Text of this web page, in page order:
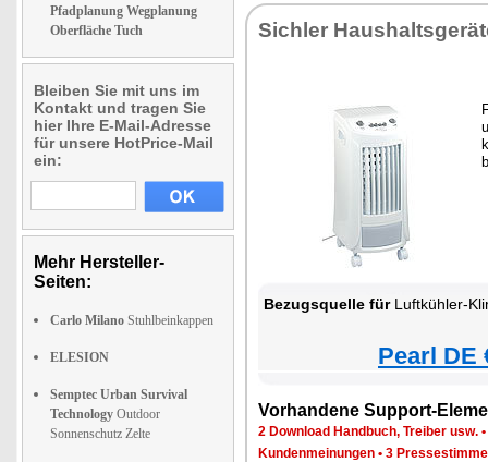
Pfadplanung Wegplanung
Oberfläche Tuch
Bleiben Sie mit uns im
Kontakt und tragen Sie
hier Ihre E-Mail-Adresse
für unsere HotPrice-Mail
ein:
Mehr Hersteller-
Seiten:
Carlo Milano Stuhlbeinkappen
ELESION
Semptec Urban Survival
Technology Outdoor
Sonnenschutz Zelte
Sichler
Bezugsquelle fürLuftkühler-
Pearl DE
Vorhandene Support-
2 Download Handbuch, Treiber usw. •
Kundenmeinungen • 3